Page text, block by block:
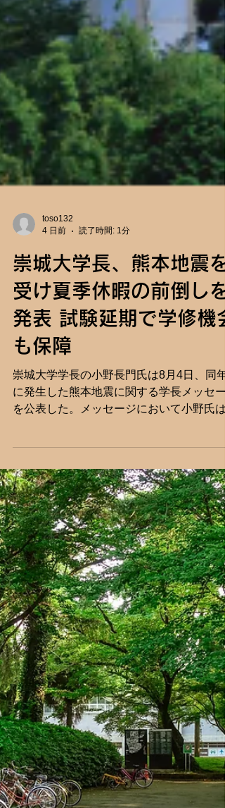
toso132
4 日前
読了時間: 1分
崇城大学長、熊本地震を
受け夏季休暇の前倒しを
発表 試験延期で学修機
も保障
に発生した熊本地震に関する学長メッセー
被災者への心からのお見舞いを伝えたうえ
で、学生の安全と心身の健康を最優先とし
夏季休暇の開始時期を当初の予定から2週
程度前倒しすることを明らかにした。